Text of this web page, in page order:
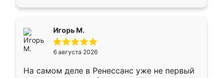
Игорь М.
6 августа 2026
На самом деле в Ренессанс уже не первый